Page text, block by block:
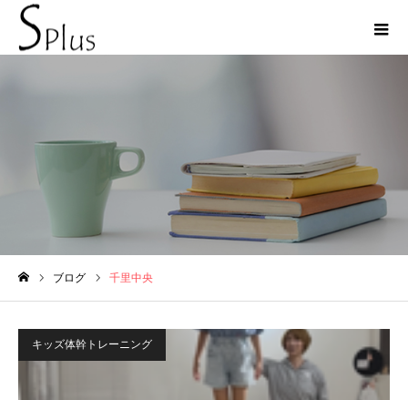
千里中央
ブログ 千里中央
キッズ体幹トレーニング